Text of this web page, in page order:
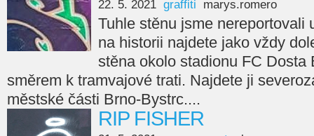
22. 5. 2021 graffiti marys.romero
Tuhle stěnu jsme nereportovali
na historii najdete jako vždy
stěna okolo stadionu FC Dosta
směrem k tramvajové trati. Najdete ji
městské části Brno-Bystrc....
RIP FISHER